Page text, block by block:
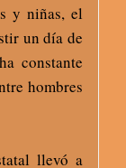
y niñas, el
un día de
constante
hombres
llevó a